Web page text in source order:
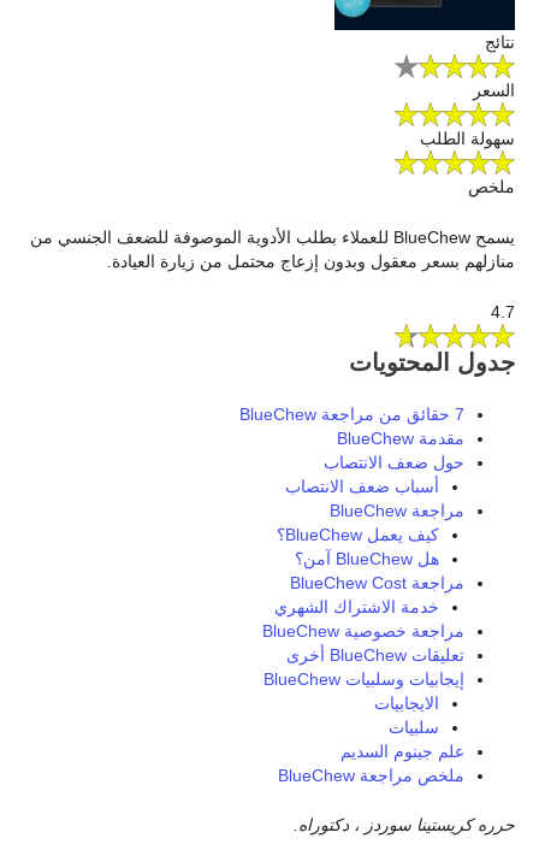
نتائج
السعر
سهولة الطلب
ملخص
يسمح BlueChew للعملاء بطلب الأدوية الموصوفة للضعف الجنسي من
منازلهم بسعر معقول وبدون إزعاج محتمل من زيارة العيادة.
4.7
جدول المحتويات
7 حقائق من مراجعة BlueChew
مقدمة BlueChew
حول ضعف الانتصاب
أسباب ضعف الانتصاب
مراجعة BlueChew
كيف يعمل BlueChew؟
هل BlueChew آمن؟
مراجعة BlueChew Cost
خدمة الاشتراك الشهري
مراجعة خصوصية BlueChew
تعليقات BlueChew أخرى
إيجابيات وسلبيات BlueChew
الايجابيات
سلبيات
علم جينوم السديم
ملخص مراجعة BlueChew
حرره كريستينا سوردز ، دكتوراه.